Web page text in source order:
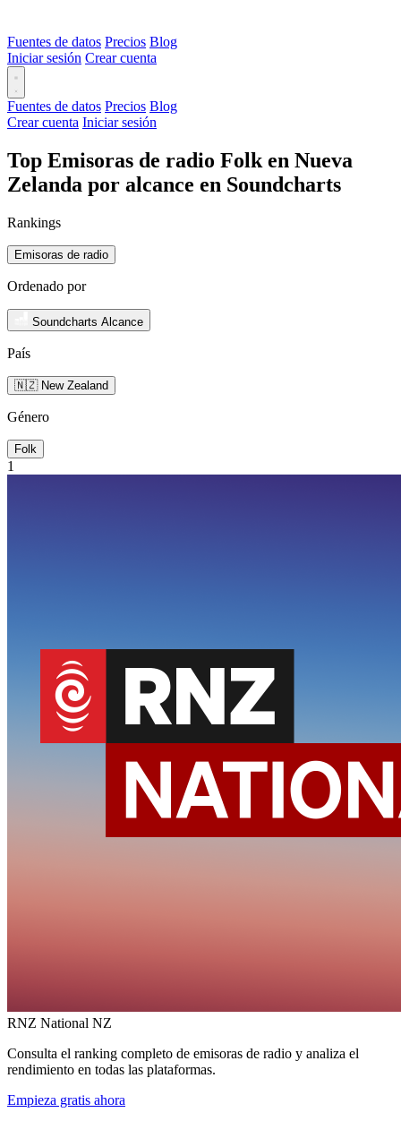
Fuentes de datos Precios Blog
Iniciar sesión Crear cuenta
Fuentes de datos Precios Blog
Crear cuenta Iniciar sesión
Top Emisoras de radio Folk en Nueva
Zelanda por alcance en Soundcharts
Rankings
Emisoras de radio
Ordenado por
Soundcharts Alcance
País
🇳🇿 New Zealand
Género
Folk
1
RNZ National NZ
Consulta el ranking completo de emisoras de radio y analiza el
rendimiento en todas las plataformas.
Empieza gratis ahora